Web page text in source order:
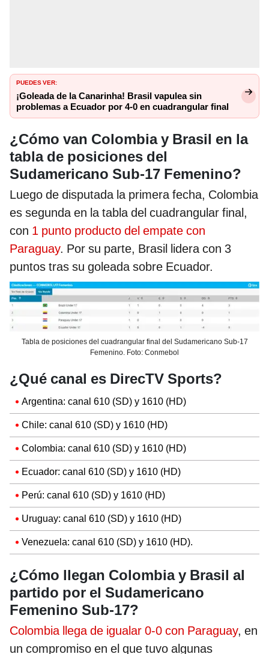
PUEDES VER:
¡Goleada de la Canarinha! Brasil vapulea sin
problemas a Ecuador por 4-0 en cuadrangular final
¿Cómo van Colombia y Brasil en la
tabla de posiciones del
Sudamericano Sub-17 Femenino?
Luego de disputada la primera fecha, Colombia
es segunda en la tabla del cuadrangular final,
con 1 punto producto del empate con
Paraguay. Por su parte, Brasil lidera con 3
puntos tras su goleada sobre Ecuador.
Tabla de posiciones del cuadrangular final del Sudamericano Sub-17
Femenino. Foto: Conmebol
¿Qué canal es DirecTV Sports?
Argentina: canal 610 (SD) y 1610 (HD)
Chile: canal 610 (SD) y 1610 (HD)
Colombia: canal 610 (SD) y 1610 (HD)
Ecuador: canal 610 (SD) y 1610 (HD)
Perú: canal 610 (SD) y 1610 (HD)
Uruguay: canal 610 (SD) y 1610 (HD)
Venezuela: canal 610 (SD) y 1610 (HD).
¿Cómo llegan Colombia y Brasil al
partido por el Sudamericano
Femenino Sub-17?
Colombia llega de igualar 0-0 con Paraguay, en
un compromiso en el que tuvo algunas